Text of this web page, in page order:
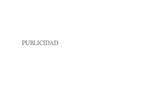
PUBLICIDAD